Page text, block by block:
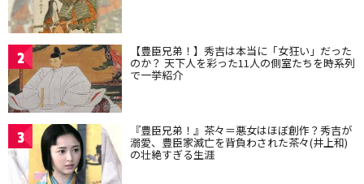
2 【豊臣兄弟！】秀吉は本当に「女狂い」だった
のか？ 天下人を彩った11人の側室たちを時系列
で一挙紹介
3 『豊臣兄弟！』茶々＝悪女はほぼ創作？秀吉が
溺愛、豊臣家滅亡を背負わされた茶々(井上和)
の壮絶すぎる生涯